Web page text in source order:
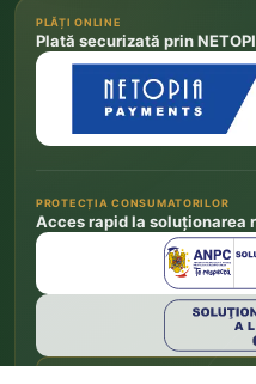
PLĂȚI ONLINE
Plată securizată prin
PROTECȚIA CONSUMATORILOR
Acces rapid la soluționarea